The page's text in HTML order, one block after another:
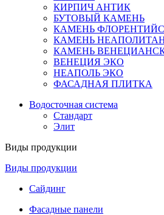
КИРПИЧ АНТИК
БУТОВЫЙ КАМЕНЬ
КАМЕНЬ
КАМЕНЬ
КАМЕНЬ
ВЕНЕЦИЯ ЭКО
НЕАПОЛЬ ЭКО
ФАСАДНАЯ ПЛИТКА
Водосточная система
Стандарт
Элит
Виды продукции
Виды продукции
Сайдинг
Фасадные панели